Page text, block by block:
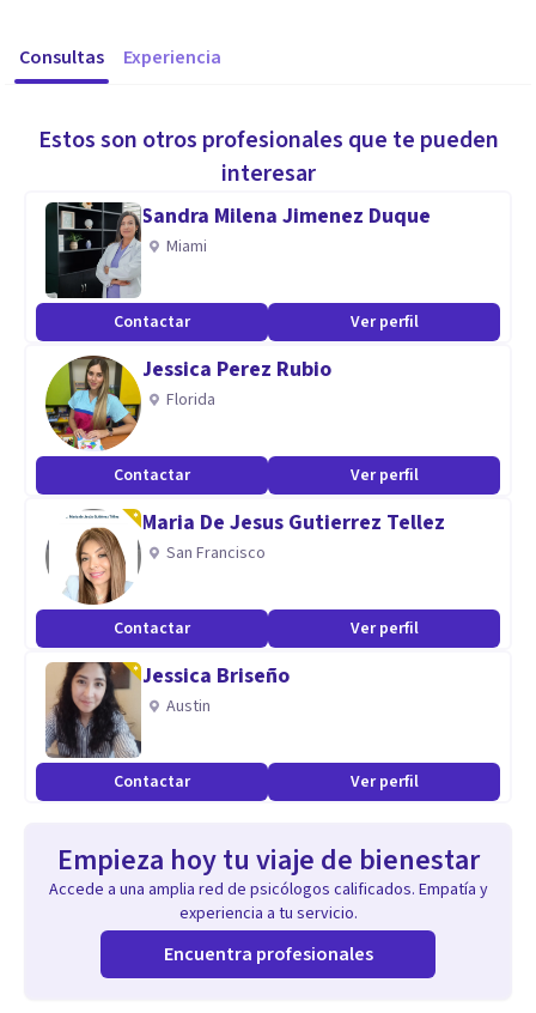
Consultas Experiencia
Estos son otros profesionales que te pueden
interesar
Sandra Milena Jimenez Duque
Miami
Contactar Ver perfil
Jessica Perez Rubio
Florida
Contactar Ver perfil
Maria De Jesus Gutierrez Tellez
San Francisco
Contactar Ver perfil
Jessica Briseño
Austin
Contactar Ver perfil
Empieza hoy tu viaje de bienestar
Accede a una amplia red de psicólogos calificados. Empatía y
experiencia a tu servicio.
Encuentra profesionales